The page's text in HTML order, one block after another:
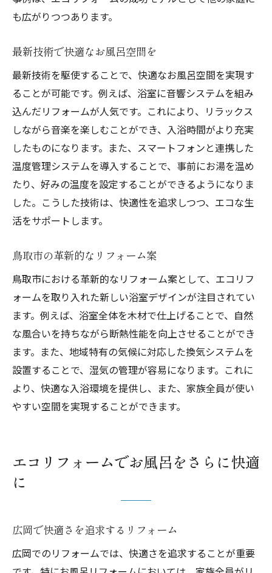
も広がりつつあります。
最新技術で快適なお風呂空間を
最新技術を駆使することで、快適なお風呂空間を実現す
ることが可能です。例えば、浴室に音響システムを組み
込んだリフォームが人気です。これにより、リラックス
しながら音楽を楽しむことができ、入浴時間がより充実
したものになります。また、スマートフォンと連携した
温度管理システムを導入することで、事前にお湯を温め
たり、好みの温度を設定することができるようになりま
した。こうした技術は、快適性を追求しつつ、エコな生
活をサポートします。
鳥取市の革新的なリフォーム案
鳥取市における革新的なリフォーム案として、エコリフ
ォームを取り入れた新しい浴室デザインが注目されてい
ます。例えば、浴室全体を木材で仕上げることで、自然
な風合いを持ちながら断熱性能を向上させることができ
ます。また、地域特有の気候に対応した換気システムを
設置することで、湿気の管理が容易になります。これに
より、快適な入浴環境を提供し、また、家族全員が使い
やすい空間を実現することができます。
エコリフォームでお風呂をさらに快適
に
広岡で快適さを追求するリフォーム
広岡でのリフォームでは、快適さを追求することが重要